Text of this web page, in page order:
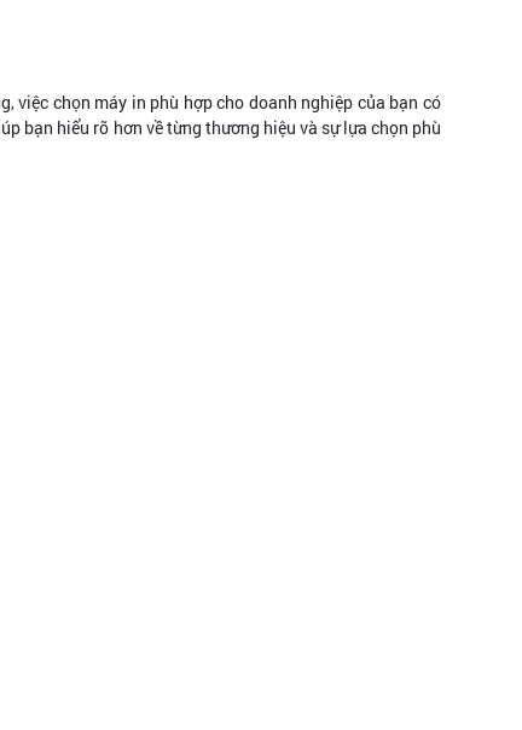
việc chọn máy in phù hợp cho doanh nghiệp của bạn có
bạn hiểu rõ hơn về từng thương hiệu và sự lựa chọn phù